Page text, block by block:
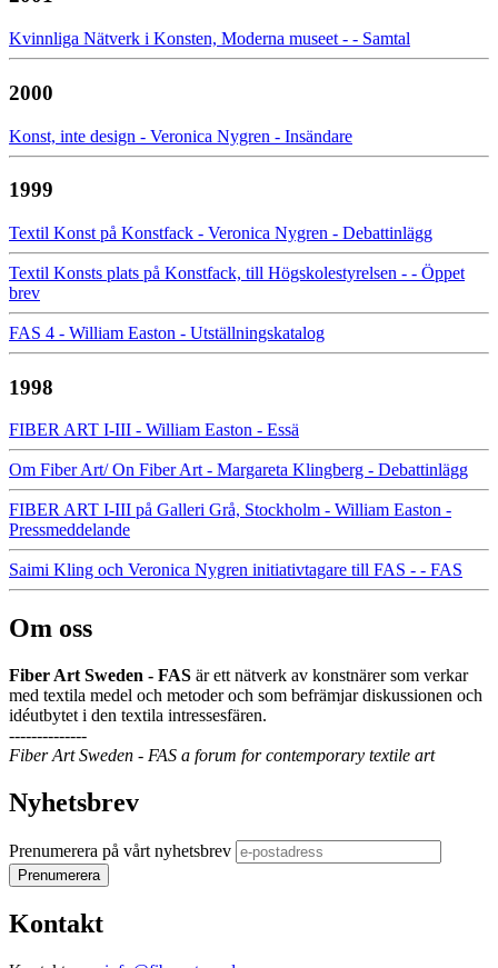
Kvinnliga Nätverk i Konsten, Moderna museet - - Samtal
2000
Konst, inte design - Veronica Nygren - Insändare
1999
Textil Konst på Konstfack - Veronica Nygren - Debattinlägg
Textil Konsts plats på Konstfack, till Högskolestyrelsen - - Öppet
brev
FAS 4 - William Easton - Utställningskatalog
1998
FIBER ART I-III - William Easton - Essä
Om Fiber Art/ On Fiber Art - Margareta Klingberg - Debattinlägg
FIBER ART I-III på Galleri Grå, Stockholm - William Easton -
Pressmeddelande
Saimi Kling och Veronica Nygren initiativtagare till FAS - - FAS
Om oss
Fiber Art Sweden - FAS är ett nätverk av konstnärer som verkar
med textila medel och metoder och som befrämjar diskussionen och
idéutbytet i den textila intressesfären.
--------------
Fiber Art Sweden - FAS a forum for contemporary textile art
Nyhetsbrev
Prenumerera på vårt nyhetsbrev
Kontakt